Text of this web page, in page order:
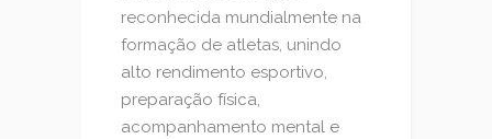
reconhecida mundialmente na
formação de atletas, unindo
alto rendimento esportivo,
preparação física,
acompanhamento mental e